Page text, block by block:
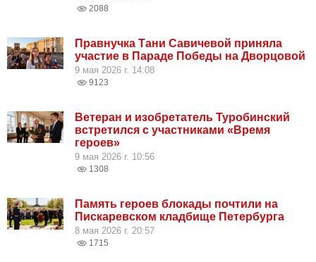
2088
Правнучка Тани Савичевой приняла
участие в Параде Победы на Дворцовой
9 мая 2026 г. 14:08
9123
Ветеран и изобретатель Туробинский
встретился с участниками «Время
героев»
9 мая 2026 г. 10:56
1308
Память героев блокады почтили на
Пискаревском кладбище Петербурга
8 мая 2026 г. 20:57
1715